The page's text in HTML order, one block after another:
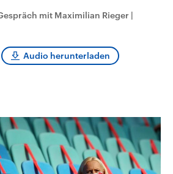
mit Maximilian Rieger |
Audio herunterladen